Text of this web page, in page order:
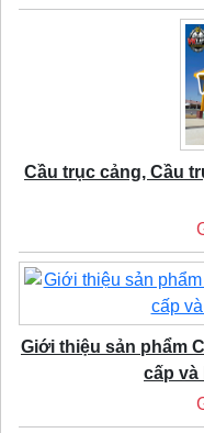
Cầu trục cảng, Cầu
Giới thiệu sản phẩm
cấp và